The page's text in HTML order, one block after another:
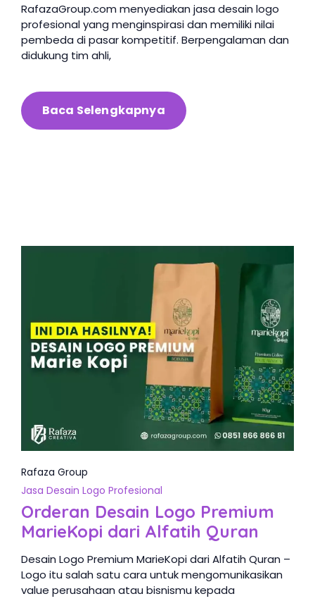
RafazaGroup.com menyediakan jasa desain logo
profesional yang menginspirasi dan memiliki nilai
pembeda di pasar kompetitif. Berpengalaman dan
didukung tim ahli,
Baca Selengkapnya
Rafaza Group
Jasa Desain Logo Profesional
Orderan Desain Logo Premium
MarieKopi dari Alfatih Quran
Desain Logo Premium MarieKopi dari Alfatih Quran –
Logo itu salah satu cara untuk mengomunikasikan
value perusahaan atau bisnismu kepada